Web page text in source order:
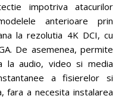
impotriva atacurilor
anterioare prin
la rezolutia 4K DCI, cu
De asemenea, permite
la audio, video si media
a fisierelor si
fara a necesita instalarea